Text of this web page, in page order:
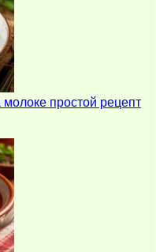
простой рецепт